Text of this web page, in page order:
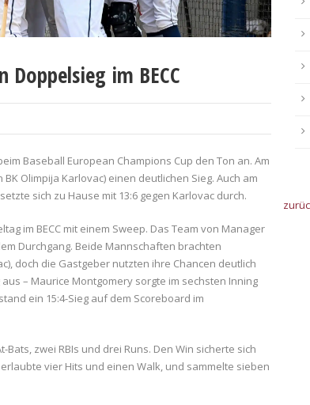
im BECC
Baseball European Champions Cup den Ton an. Am
Olimpija Karlovac) einen deutlichen Sieg. Auch am
sich zu Hause mit 13:6 gegen Karlovac durch.
im BECC mit einem Sweep. Das Team von Manager
Durchgang. Beide Mannschaften brachten
doch die Gastgeber nutzten ihre Chancen deutlich
– Maurice Montgomery sorgte im sechsten Inning
ein 15:4-Sieg auf dem Scoreboard im
zwei RBIs und drei Runs. Den Win sicherte sich
vier Hits und einen Walk, und sammelte sieben